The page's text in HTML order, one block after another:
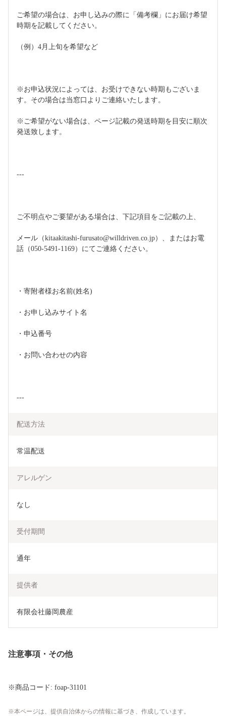
ご希望の場合は、お申し込みの際に「備考欄」にお届け希望
時期を記載してください。
（例）4月上旬を希望など
※お申込状況によっては、お受けできない時期もございま
す。その場合は当窓口よりご連絡いたします。
※ご希望がない場合は、ページ記載の発送時期を目安に順次
発送致します。
---
ご不明点やご要望がある場合は、下記項目をご記載の上、
メール（kitaakitashi-furusato@willdriven.co.jp）、またはお電
話（050-5491-1169）にてご連絡ください。
・寄附者様お名前(姓名)
・お申し込みサイト名
・申込番号
・お問い合わせの内容
---
配送方法
常温配送
アレルゲン
なし
受付期間
通年
提供者
有限会社藤岡農産
注意事項・その他
※商品コード: foap-31101
本ページは、提供自治体からの情報に基づき、作成しています。